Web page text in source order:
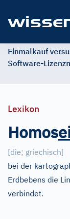
Einmalkauf
Software-
Lexikon
Homose
[die; griechisch]
bei der
Erdbebens die
verbindet.